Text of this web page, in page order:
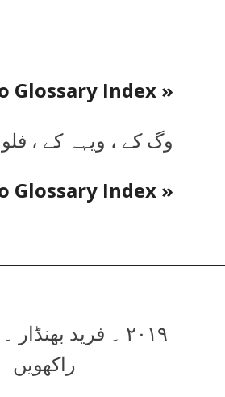
« Back to Glossary Index
وگ کے ، ویہہ کے ،
« Back to Glossary Index
۲۰۱۹ ۔ فرید
راکھویں